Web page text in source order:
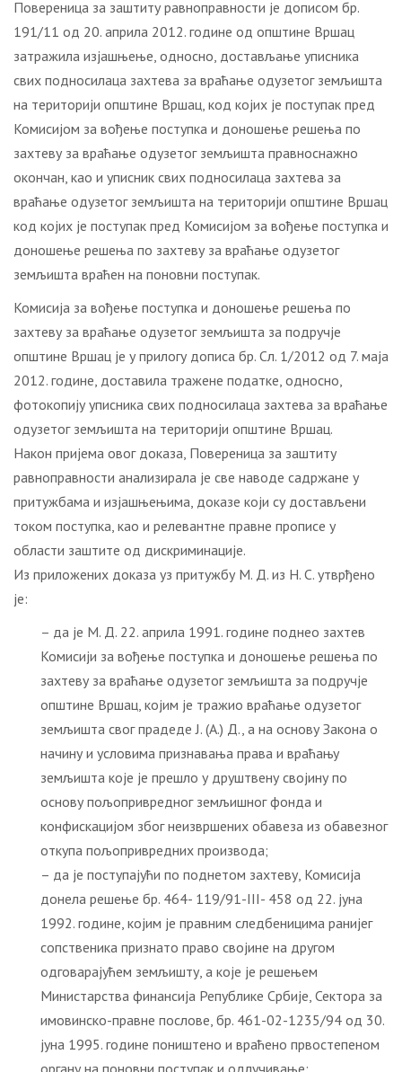
Повереница за заштиту равноправности је дописом бр.
191/11 од 20. априла 2012. године од општине Вршац
затражила изјашњење, односно, достављање уписника
свих подносилаца захтева за враћање одузетог земљишта
на територији општине Вршац, код којих је поступак пред
Комисијом за вођење поступка и доношење решења по
захтеву за враћање одузетог земљишта правноснажно
окончан, као и уписник свих подносилаца захтева за
враћање одузетог земљишта на територији општине Вршац
код којих је поступак пред Комисијом за вођење поступка и
доношење решења по захтеву за враћање одузетог
земљишта враћен на поновни поступак.
Комисија за вођење поступка и доношење решења по
захтеву за враћање одузетог земљишта за подручје
општине Вршац је у прилогу дописа бр. Сл. 1/2012 од 7. маја
2012. године, доставила тражене податке, односно,
фотокопију уписника свих подносилаца захтева за враћање
одузетог земљишта на територији општине Вршац.
Након пријема овог доказа, Повереница за заштиту
равноправности анализирала је све наводе садржане у
притужбама и изјашњењима, доказе који су достављени
током поступка, као и релевантне правне прописе у
области заштите од дискриминације.
Из приложених доказа уз притужбу М. Д. из Н. С. утврђено
је:
– да је М. Д. 22. априла 1991. године поднео захтев
Комисији за вођење поступка и доношење решења по
захтеву за враћање одузетог земљишта за подручје
општине Вршац, којим је тражио враћање одузетог
земљишта свог прадеде Ј. (А.) Д., а на основу Закона о
начину и условима признавања права и враћању
земљишта које је прешло у друштвену својину по
основу пољопривредног земљишног фонда и
конфискацијом због неизвршених обавеза из обавезног
откупа пољопривредних производа;
– да је поступајући по поднетом захтеву, Комисија
донела решење бр. 464- 119/91-III- 458 од 22. јуна
1992. године, којим је правним следбеницима ранијег
сопственика признато право својине на другом
одговарајућем земљишту, а које је решењем
Министарства финансија Републике Србије, Сектора за
имовинско-правне послове, бр. 461-02-1235/94 од 30.
јуна 1995. године поништено и враћено првостепеном
органу на поновни поступак и одлучивање;